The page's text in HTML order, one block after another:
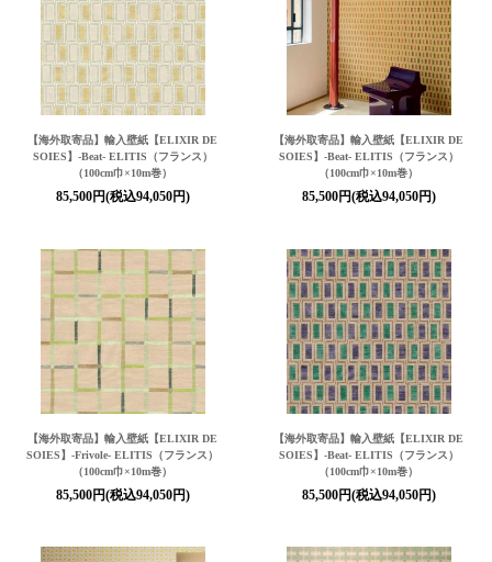
【海外取寄品】輸入壁紙 【ELIXIR DE
SOIES】 -Beat- ELITIS（フランス）
（100cm巾×10m巻）
85,500円(税込94,050円)
【海外取寄品】輸入壁紙 【ELIXIR DE
SOIES】 -Beat- ELITIS（フランス）
（100cm巾×10m巻）
85,500円(税込94,050円)
【海外取寄品】輸入壁紙 【ELIXIR DE
SOIES】-Frivole- ELITIS（フランス）
（100cm巾×10m巻）
85,500円(税込94,050円)
【海外取寄品】輸入壁紙 【ELIXIR DE
SOIES】 -Beat- ELITIS（フランス）
（100cm巾×10m巻）
85,500円(税込94,050円)